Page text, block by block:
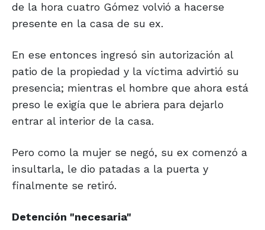
de la hora cuatro Gómez volvió a hacerse
presente en la casa de su ex.
En ese entonces ingresó sin autorización al
patio de la propiedad y la víctima advirtió su
presencia; mientras el hombre que ahora está
preso le exigía que le abriera para dejarlo
entrar al interior de la casa.
Pero como la mujer se negó, su ex comenzó a
insultarla, le dio patadas a la puerta y
finalmente se retiró.
Detención "necesaria"